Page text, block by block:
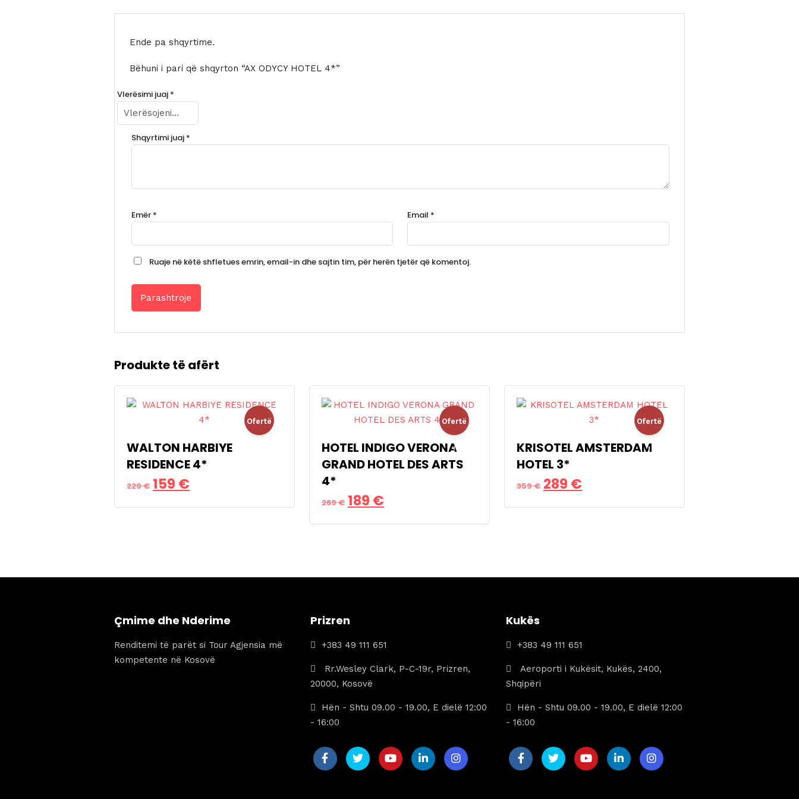
Ende pa shqyrtime.
Bëhuni i pari që shqyrton “AX ODYCY HOTEL 4*”
Vlerësimi juaj *
Shqyrtimi juaj *
Emër * Email *
Ruaje në këtë shfletues emrin, email-in dhe sajtin tim, për herën tjetër që komentoj.
Produkte të afërt
Ofertë
WALTON HARBIYE
RESIDENCE 4*
229€ Çmimi
origjinal
159 €
i
159 €.
Ofertë
!
HOTEL INDIGO VERONA
GRAND HOTEL DES ARTS
4*
289€ Çmimi
origjinal
189 €Çmimi
i
Ofertë
!
KRISOTEL AMSTERDAM
HOTEL 3*
359€ Çmimi
origjinal
289 €Çmimi
i
289 €.
Çmime dhe Nderime
Renditemi të parët si Tour Agjensia më
kompetente në Kosovë
Prizren
+383 49 111 651
Rr.Wesley Clark, P-C-19r, Prizren,
20000, Kosovë
Hën - Shtu 09.00 - 19.00, E dielë 12:00
- 16:00
Kukës
+383 49 111 651
Aeroporti i Kukësit, Kukës, 2400,
Shqipëri
Hën - Shtu 09.00 - 19.00, E dielë 12:00
- 16:00